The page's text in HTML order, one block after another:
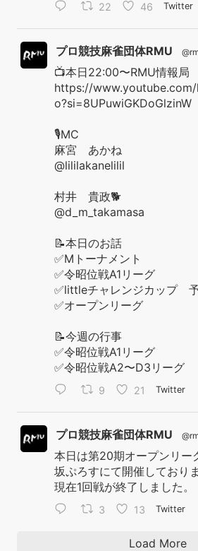
22 46 Twitter
プロ競技麻雀団体RMU
📺本日22:00〜RMU情報局
https://
o?si=8UPuwiGKDoGlzinW
🎙️MC
麻宮 あかね
@lililakanelilil
村井 貴政🐕
@d_m_takamasa
📝本日のお話
✅Mトーナメント
✅令昭位戦A1リーグ
✅littleチャレンジカップ
✅オープンリーグ
📝今週の行事
✅令昭位戦A1リーグ
✅令昭位戦A2〜D3リーグ
9 21 Twitter
プロ競技麻雀団体RMU
本日は第20期オープンリー
坂ぷろすにて開催しておりま
現在1回戦が終了しました。
3 13 Twitter
Load More